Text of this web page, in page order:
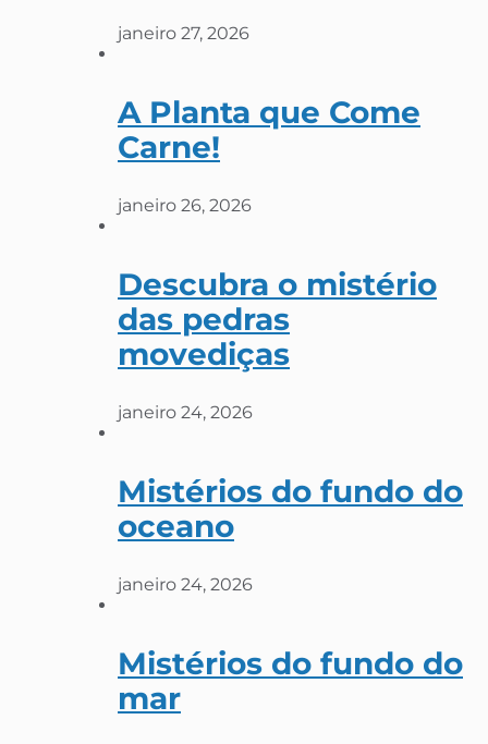
janeiro 27, 2026
A Planta que Come
Carne!
janeiro 26, 2026
Descubra o mistério
das pedras
movediças
janeiro 24, 2026
Mistérios do fundo do
oceano
janeiro 24, 2026
Mistérios do fundo do
mar